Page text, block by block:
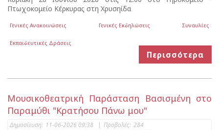
Πτωχοκομείο Κέρκυρας στη Χρυσηίδα
Γενικές Ανακοινώσεις Γενικές Εκδηλώσεις Συναυλίες
Εκπαιδευτικές Δράσεις
Περισσότερα
Μουσικοθεατρική Παράσταση Βασισμένη στο
Παραμύθι "Κρατήσου Πάνω μου"
Δημοσίευση: 11-06-2026 09:38 | Προβολές: 284